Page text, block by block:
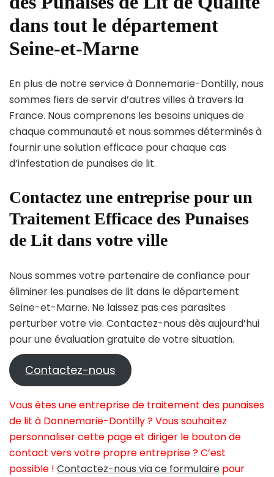
dans tout le département
Seine-et-Marne
En plus de notre service à Donnemarie-Dontilly, nous
sommes fiers de servir d’autres villes à travers la
France. Nous comprenons les besoins uniques de
chaque communauté et nous sommes déterminés à
fournir une solution efficace pour chaque cas
d’infestation de punaises de lit.
Contactez une entreprise pour un
Traitement Efficace des Punaises
de Lit dans votre ville
Nous sommes votre partenaire de confiance pour
éliminer les punaises de lit dans le département
Seine-et-Marne. Ne laissez pas ces parasites
perturber votre vie. Contactez-nous dès aujourd’hui
pour une évaluation gratuite de votre situation.
Contactez-nous
Vous êtes une entreprise de traitement des punaises
de lit à Donnemarie-Dontilly ? Vous souhaitez
personnaliser cette page et diriger le bouton de
contact vers votre propre entreprise ? C’est
possible ! Contactez-nous via ce formulaire pour